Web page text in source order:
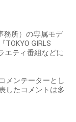
務所）の専属モデ
GIRLS
エティ番組などに
メンテーターとし
したコメントは多